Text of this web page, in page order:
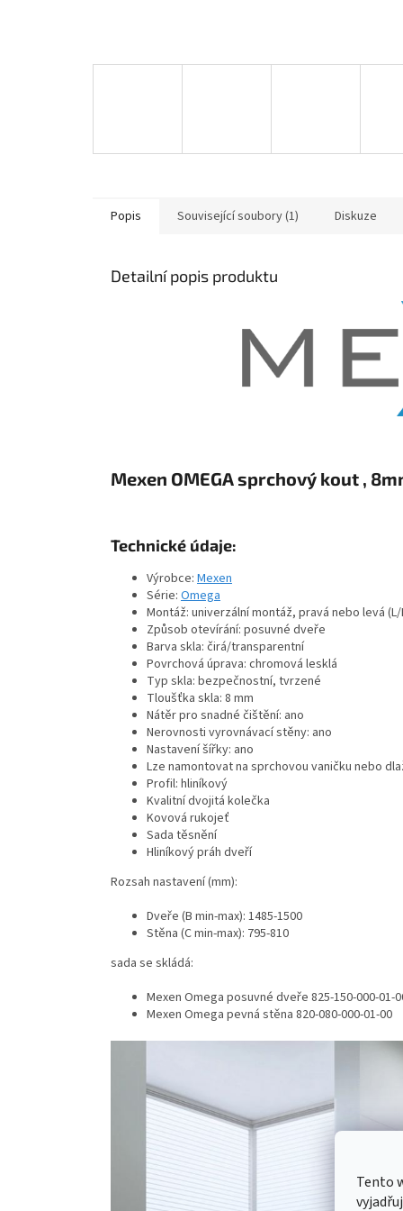
Tento
Popis Související soubory (1) Diskuze
Detailní popis produktu
Mexen OMEGA sprchový kout ,
Technické údaje:
Výrobce: Mexen
Série: Omega
Montáž: univerzální montáž, pravá nebo levá
Způsob otevírání: posuvné dveře
Barva skla: čirá/transparentní
Povrchová úprava: chromová lesklá
Typ skla: bezpečnostní, tvrzené
Tloušťka skla: 8 mm
Nátěr pro snadné čištění: ano
Nerovnosti vyrovnávací stěny: ano
Nastavení šířky: ano
Lze namontovat na sprchovou vaničku nebo
Profil: hliníkový
Kvalitní dvojitá kolečka
Kovová rukojeť
Sada těsnění
Hliníkový práh dveří
Rozsah nastavení (mm):
Dveře (B min-max): 1485-1500
Stěna (C min-max): 795-810
sada se skládá:
Mexen Omega posuvné dveře 825-150-000-01-
Mexen Omega pevná stěna 820-080-000-01-00